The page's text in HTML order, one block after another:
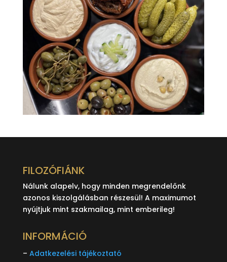
FILOZÓFIÁNK
Nálunk alapelv, hogy minden megrendelőnk
azonos kiszolgálásban részesül! A maximumot
nyújtjuk mint szakmailag, mint emberileg!
INFORMÁCIÓ
– Adatkezelési tájékoztató